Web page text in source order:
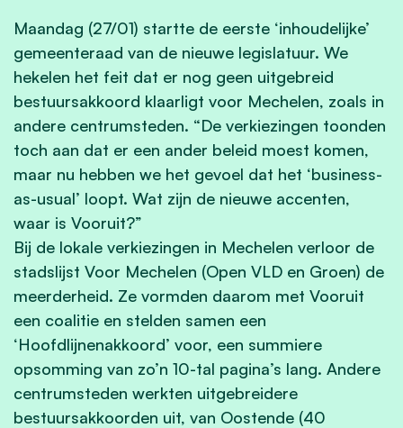
Maandag (27/01) startte de eerste ‘inhoudelijke’
gemeenteraad van de nieuwe legislatuur. We
hekelen het feit dat er nog geen uitgebreid
bestuursakkoord klaarligt voor Mechelen, zoals in
andere centrumsteden. “De verkiezingen toonden
toch aan dat er een ander beleid moest komen,
maar nu hebben we het gevoel dat het ‘business-
as-usual’ loopt. Wat zijn de nieuwe accenten,
waar is Vooruit?”
Bij de lokale verkiezingen in Mechelen verloor de
stadslijst Voor Mechelen (Open VLD en Groen) de
meerderheid. Ze vormden daarom met Vooruit
een coalitie en stelden samen een
‘Hoofdlijnenakkoord’ voor, een summiere
opsomming van zo’n 10-tal pagina’s lang. Andere
centrumsteden werkten uitgebreidere
bestuursakkoorden uit, van Oostende (40